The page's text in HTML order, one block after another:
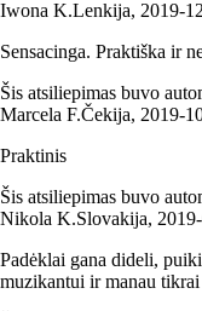
Iwona K.Lenkija,
Sensacinga. Praktiška ir
Šis atsiliepimas buvo
Marcela F.Čekija,
Praktinis
Šis atsiliepimas buvo
Nikola K.Slovakija,
Padėklai gana dideli,
muzikantui ir manau tikrai